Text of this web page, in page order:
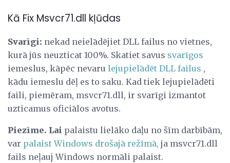
Kā Fix Msvcr71.dll kļūdas
Svarīgi: nekad neielādējiet DLL failus no vietnes,
kurā jūs neuzticat 100%. Skatiet savus svarīgos
iemeslus, kāpēc nevaru lejupielādēt DLL failus ,
kādu iemeslu dēļ es to saku. Kad tiek lejupielādēti
faili, piemēram, msvcr71.dll, ir svarīgi izmantot
uzticamus oficiālos avotus.
Piezīme. Lai palaistu lielāko daļu no šīm darbībām,
var palaist Windows drošajā režīmā, ja msvcr71.dll
fails neļauj Windows normāli palaist.